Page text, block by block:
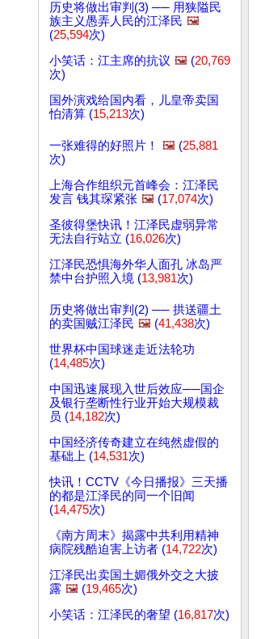
历史将做出审判(3) ── 用狭隘民
族主义愚弄人民的江泽民 🖼️
(25,594次)
小笑话：江主席的抗议 🖼️ (20,769
次)
国外演戏给国内看，儿皇帝卖国
怕清算 (15,213次)
一张难得的好照片！ 🖼️ (25,881
次)
上海合作组织元首峰会：江泽民
发言 钱其琛紧张 🖼️ (17,074次)
圣彼得堡快讯！江泽民虚弱异常
无法自行站立 (16,026次)
江泽民恐惧海外华人面孔 冰岛严
禁中台护照入境 (13,981次)
历史将做出审判(2) ── 拱送疆土
的卖国贼江泽民 🖼️ (41,438次)
世界杯中国球迷走近法轮功
(14,485次)
中国迅速展现入世后效应──国企
及银行垄断性行业开始大规模裁
员 (14,182次)
中国经济传奇建立在纯然虚假的
基础上 (14,531次)
快讯！CCTV《今日播报》三天播
的都是江泽民的同一个旧闻
(14,475次)
《南方周末》揭露中共利用精神
病院残酷迫害上访者 (14,722次)
江泽民出卖国土媚俄外交之大披
露 🖼️ (19,465次)
小笑话：江泽民的奢望 (16,817次)